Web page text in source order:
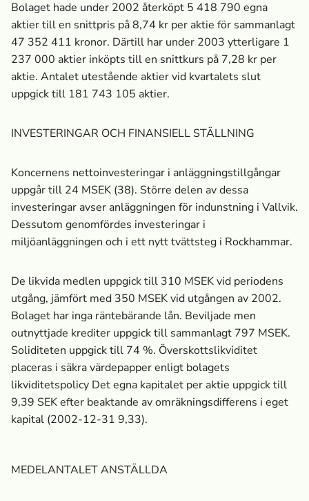
Bolaget hade under 2002 återköpt 5 418 790 egna
aktier till en snittpris på 8,74 kr per aktie för sammanlagt
47 352 411 kronor. Därtill har under 2003 ytterligare 1
237 000 aktier inköpts till en snittkurs på 7,28 kr per
aktie. Antalet utestående aktier vid kvartalets slut
uppgick till 181 743 105 aktier.
INVESTERINGAR OCH FINANSIELL STÄLLNING
Koncernens nettoinvesteringar i anläggningstillgångar
uppgår till 24 MSEK (38). Större delen av dessa
investeringar avser anläggningen för indunstning i Vallvik.
Dessutom genomfördes investeringar i
miljöanläggningen och i ett nytt tvättsteg i Rockhammar.
De likvida medlen uppgick till 310 MSEK vid periodens
utgång, jämfört med 350 MSEK vid utgången av 2002.
Bolaget har inga räntebärande lån. Beviljade men
outnyttjade krediter uppgick till sammanlagt 797 MSEK.
Soliditeten uppgick till 74 %. Överskottslikviditet
placeras i säkra värdepapper enligt bolagets
likviditetspolicy Det egna kapitalet per aktie uppgick till
9,39 SEK efter beaktande av omräkningsdifferens i eget
kapital (2002-12-31 9,33).
MEDELANTALET ANSTÄLLDA